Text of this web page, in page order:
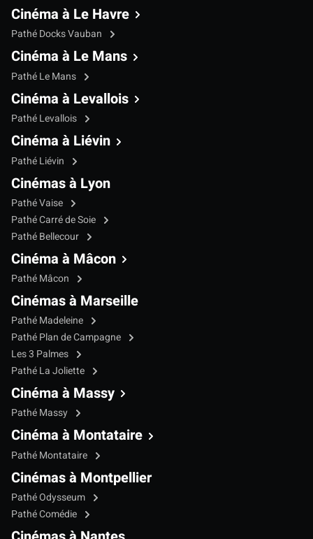
Cinéma à Le Havre
Pathé Docks Vauban
Cinéma à Le Mans
Pathé Le Mans
Cinéma à Levallois
Pathé Levallois
Cinéma à Liévin
Pathé Liévin
Cinémas à Lyon
Pathé Vaise
Pathé Carré de Soie
Pathé Bellecour
Cinéma à Mâcon
Pathé Mâcon
Cinémas à Marseille
Pathé Madeleine
Pathé Plan de Campagne
Les 3 Palmes
Pathé La Joliette
Cinéma à Massy
Pathé Massy
Cinéma à Montataire
Pathé Montataire
Cinémas à Montpellier
Pathé Odysseum
Pathé Comédie